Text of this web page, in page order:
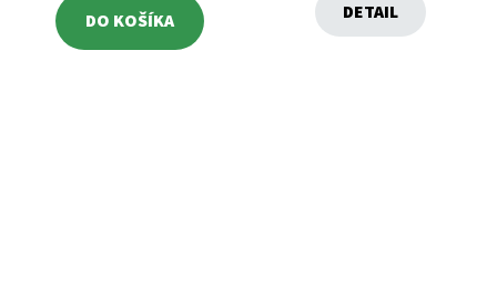
DO KOŠÍKA DETAIL